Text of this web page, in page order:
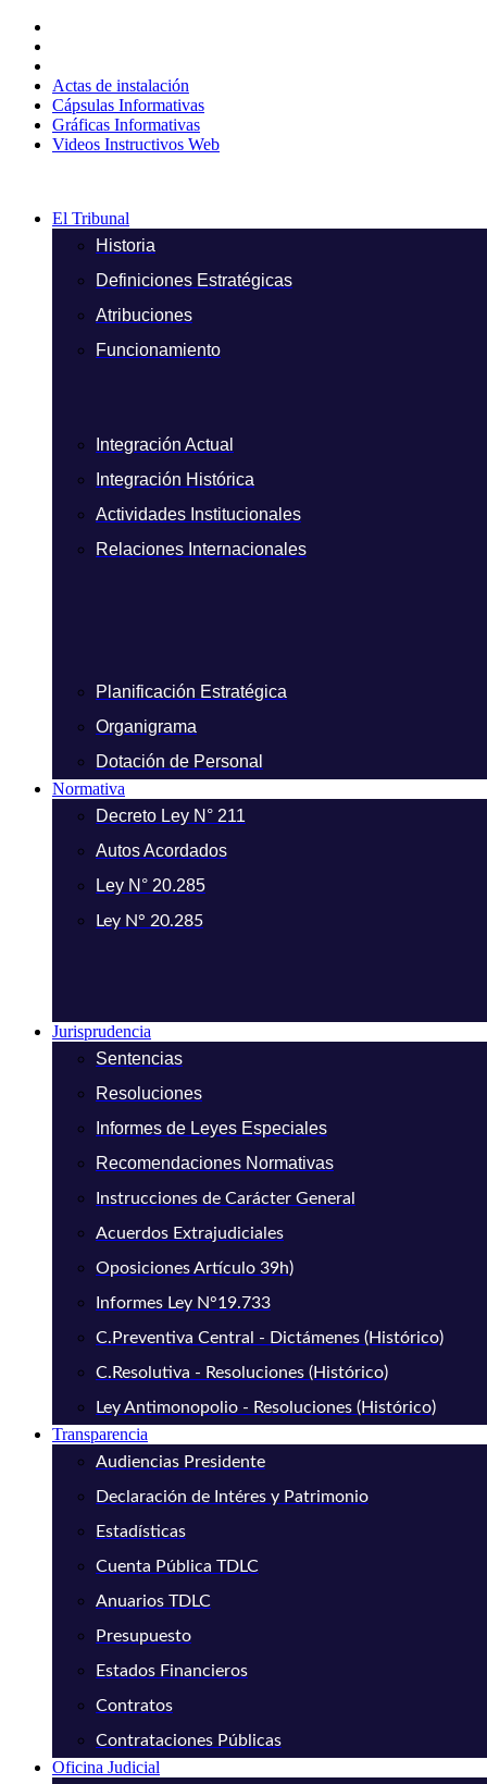
contenido
Actas de instalación
Cápsulas Informativas
Gráficas Informativas
Videos Instructivos Web
El Tribunal
Historia
Definiciones Estratégicas
Atribuciones
Funcionamiento
Integración Actual
Integración Histórica
Actividades Institucionales
Relaciones Internacionales
Planificación Estratégica
Organigrama
Dotación de Personal
Normativa
Decreto Ley N° 211
Autos Acordados
Ley N° 20.285
Ley N° 20.285
Jurisprudencia
Sentencias
Resoluciones
Informes de Leyes Especiales
Recomendaciones Normativas
Instrucciones de Carácter General
Acuerdos Extrajudiciales
Oposiciones Artículo 39h)
Informes Ley N°19.733
C.Preventiva Central - Dictámenes (Histórico)
C.Resolutiva - Resoluciones (Histórico)
Ley Antimonopolio - Resoluciones (Histórico)
Transparencia
Audiencias Presidente
Declaración de Intéres y Patrimonio
Estadísticas
Cuenta Pública TDLC
Anuarios TDLC
Presupuesto
Estados Financieros
Contratos
Contrataciones Públicas
Oficina Judicial